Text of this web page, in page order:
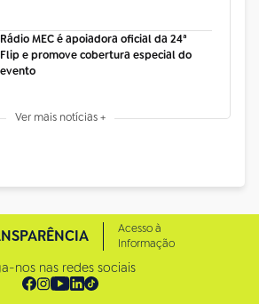
Rádio MEC é apoiadora oficial da 24ª
Flip e promove cobertura especial do
evento
Ver mais notícias +
Acesso à
Informação
nos nas redes sociais